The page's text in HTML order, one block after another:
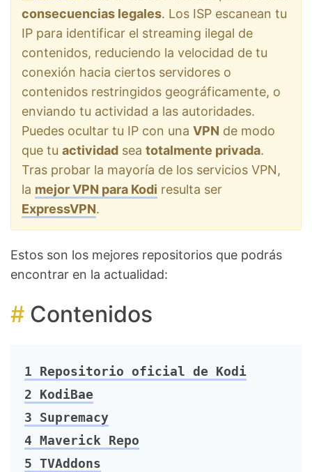
consecuencias legales. Los ISP escanean tu
IP para identificar el streaming ilegal de
contenidos, reduciendo la velocidad de tu
conexión hacia ciertos servidores o
contenidos restringidos geográficamente, o
enviando tu actividad a las autoridades.
Puedes ocultar tu IP con una VPN de modo
que tu actividad sea totalmente privada.
Tras probar la mayoría de los servicios VPN,
la mejor VPN para Kodi resulta ser
ExpressVPN.
Estos son los mejores repositorios que podrás
encontrar en la actualidad:
Contenidos
1 Repositorio oficial de Kodi
2 KodiBae
3 Supremacy
4 Maverick Repo
5 TVAddons